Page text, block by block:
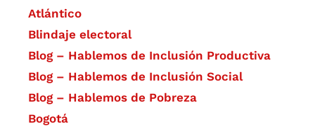
Atlántico
Blindaje electoral
Blog – Hablemos de Inclusión Productiva
Blog – Hablemos de Inclusión Social
Blog – Hablemos de Pobreza
Bogotá